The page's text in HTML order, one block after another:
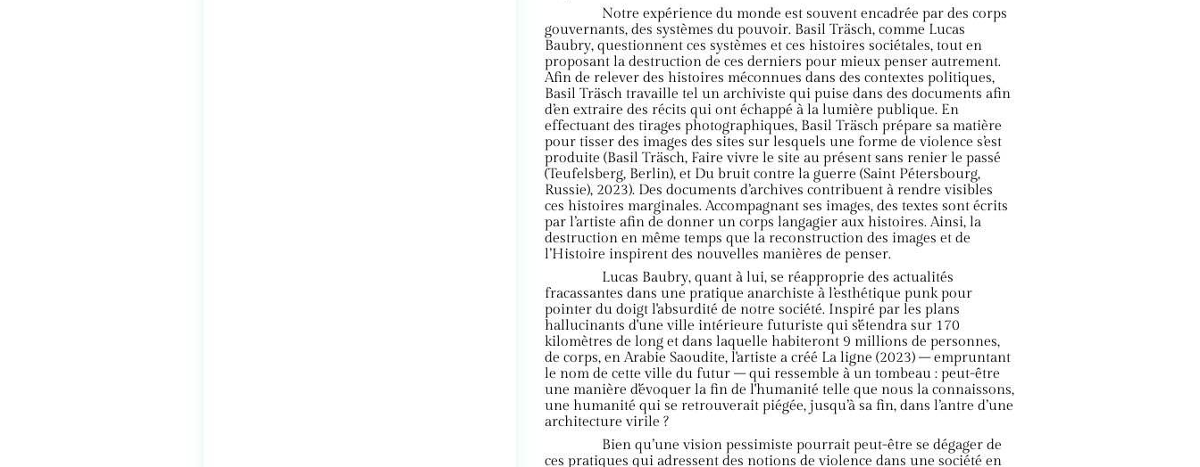
Notre expérience du monde est souvent encadrée par des corps
gouvernants, des systèmes du pouvoir. Basil Träsch, comme Lucas
Baubry, questionnent ces systèmes et ces histoires sociétales, tout en
proposant la destruction de ces derniers pour mieux penser autrement.
Afin de relever des histoires méconnues dans des contextes politiques,
Basil Träsch travaille tel un archiviste qui puise dans des documents afin
d’en extraire des récits qui ont échappé à la lumière publique. En
effectuant des tirages photographiques, Basil Träsch prépare sa matière
pour tisser des images des sites sur lesquels une forme de violence s’est
produite (Basil Träsch, Faire vivre le site au présent sans renier le passé
(Teufelsberg, Berlin), et Du bruit contre la guerre (Saint Pétersbourg,
Russie), 2023). Des documents d’archives contribuent à rendre visibles
ces histoires marginales. Accompagnant ses images, des textes sont écrits
par l’artiste afin de donner un corps langagier aux histoires. Ainsi, la
destruction en même temps que la reconstruction des images et de
l’Histoire inspirent des nouvelles manières de penser.
Lucas Baubry, quant à lui, se réapproprie des actualités
fracassantes dans une pratique anarchiste à l’esthétique punk pour
pointer du doigt l'absurdité de notre société. Inspiré par les plans
hallucinants d'une ville intérieure futuriste qui s'étendra sur 170
kilomètres de long et dans laquelle habiteront 9 millions de personnes,
de corps, en Arabie Saoudite, l'artiste a créé La ligne (2023) – empruntant
le nom de cette ville du futur – qui ressemble à un tombeau : peut-être
une manière d'évoquer la fin de l'humanité telle que nous la connaissons,
une humanité qui se retrouverait piégée, jusqu’à sa fin, dans l’antre d’une
architecture virile ?
Bien qu’une vision pessimiste pourrait peut-être se dégager de
ces pratiques qui adressent des notions de violence dans une société en